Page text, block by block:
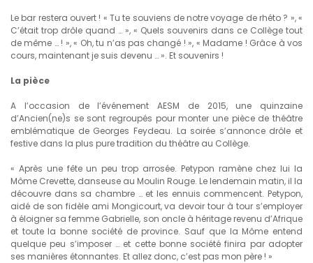
Le bar restera ouvert ! « Tu te souviens de notre voyage de rhéto ? », «
C’était trop drôle quand … », « Quels souvenirs dans ce Collège tout
de même … ! », « Oh, tu n’as pas changé ! », « Madame ! Grâce à vos
cours, maintenant je suis devenu … ». Et souvenirs !
La pièce
A l’occasion de l’événement AESM de 2015, une quinzaine
d’Ancien(ne)s se sont regroupés pour monter une pièce de théâtre
emblématique de Georges Feydeau. La soirée s’annonce drôle et
festive dans la plus pure tradition du théâtre au Collège.
« Après une fête un peu trop arrosée. Petypon ramène chez lui la
Môme Crevette, danseuse au Moulin Rouge. Le lendemain matin, il la
découvre dans sa chambre … et les ennuis commencent. Petypon,
aidé de son fidèle ami Mongicourt, va devoir tour à tour s’employer
à éloigner sa femme Gabrielle, son oncle à héritage revenu d’Afrique
et toute la bonne société de province. Sauf que la Môme entend
quelque peu s’imposer … et cette bonne société finira par adopter
ses manières étonnantes. Et allez donc, c’est pas mon père ! »